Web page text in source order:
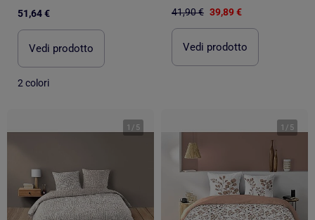
51,64 €
Vedi prodotto
2 colori
41,90 € 39,89 €
Vedi prodotto
1 / 5 1 / 5